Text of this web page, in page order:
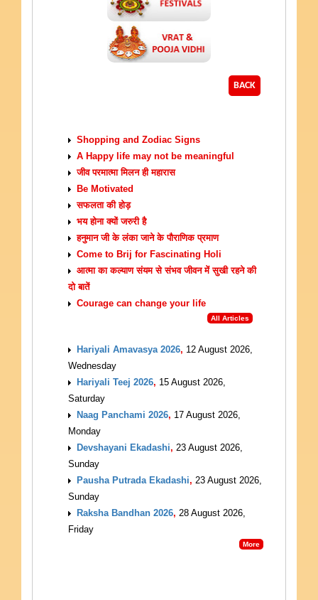
BACK
Shopping and Zodiac Signs
A Happy life may not be meaningful
जीव परमात्मा मिलन ही महारास
Be Motivated
सफलता की होड़
भय होना क्यों जरुरी है
हनुमान जी के लंका जाने के पौराणिक प्रमाण
Come to Brij for Fascinating Holi
आत्मा का कल्याण संयम से संभव जीवन में सुखी रहने की
दो बातें
Courage can change your life
All Articles
Hariyali Amavasya 2026, 12 August 2026,
Wednesday
Hariyali Teej 2026, 15 August 2026,
Saturday
Naag Panchami 2026, 17 August 2026,
Monday
Devshayani Ekadashi, 23 August 2026,
Sunday
Pausha Putrada Ekadashi, 23 August 2026,
Sunday
Raksha Bandhan 2026, 28 August 2026,
Friday
More